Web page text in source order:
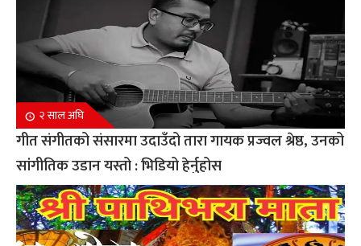
२ साल अघि
गीत संगीतको संसारमा उदाउँदो तारा गायक प्रज्वल श्रेष्ठ, उनको
सांगीतिक उडान यस्तो : भिडियो हेर्नुहोस